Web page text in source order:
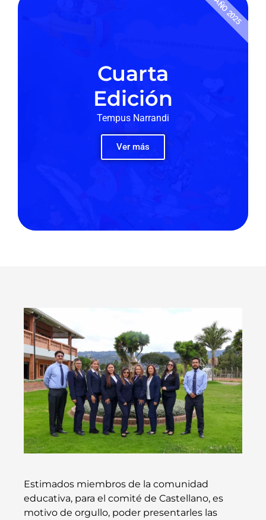
Cuarta
Edición
Tempus Narrandi
Ver más
AÑO 2025
Estimados miembros de la comunidad
educativa, para el comité de Castellano, es
motivo de orgullo, poder presentarles las